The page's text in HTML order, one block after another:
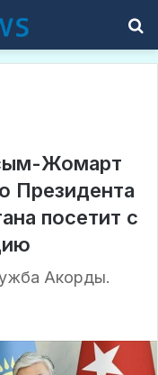
Жомарт
Президента
посетит с
Акорды.